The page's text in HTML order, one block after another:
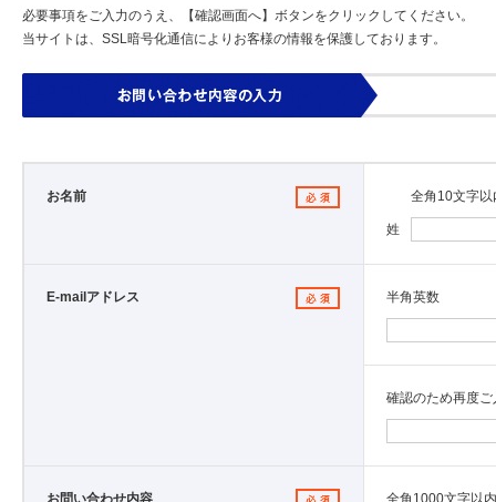
必要事項をご入力のうえ、【確認画面へ】ボタンをクリックしてください。
当サイトは、SSL暗号化通信によりお客様の情報を保護しております。
お名前 全角10文字以
姓
E-mailアドレス 半角英数
確認のため再度
お問い合わせ内容 全角1000文字以内